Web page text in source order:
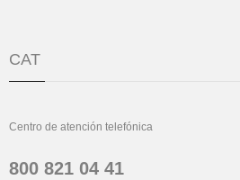
CAT
Centro de atención telefónica
800 821 04 41